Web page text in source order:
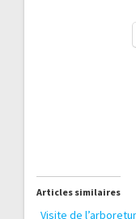
Articles similaires
Visite de